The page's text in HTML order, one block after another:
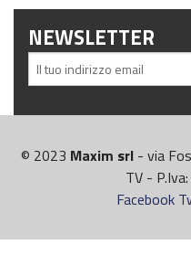
NEWSLETTER
© 2023 Maxim srl - via
TV -
Facebook